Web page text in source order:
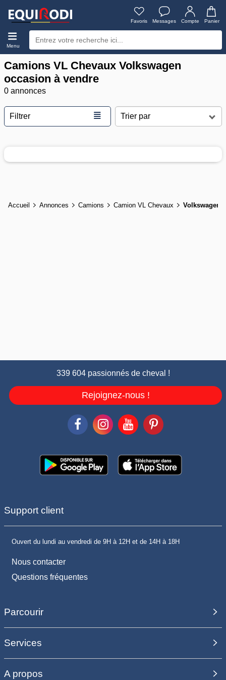
Favoris Messages Compte Panier
Menu
Camions VL Chevaux Volkswagen
occasion à vendre
0 annonces
Filtrer ≣
Accueil Annonces Camions Camion VL Chevaux Volkswagen
339 604 passionnés de cheval !
Rejoignez-nous !
Support client
Ouvert du lundi au vendredi de 9H à 12H et de 14H à 18H
Nous contacter
Questions fréquentes
Parcourir
Services
A propos